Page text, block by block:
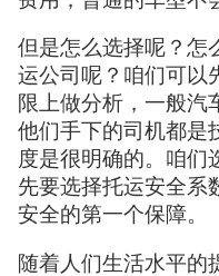
但是怎么选择呢？怎
运公司呢？咱们可以
限上做分析，一般汽
他们手下的司机都是
度是很明确的。咱们
先要选择托运安全系
安全的第一个保障。
随着人们生活水平的